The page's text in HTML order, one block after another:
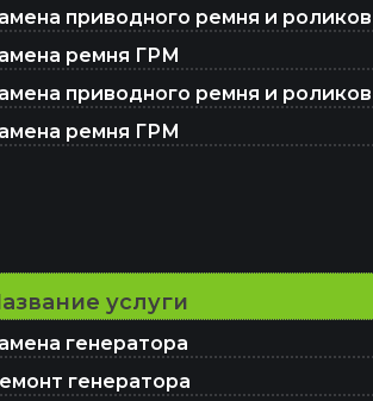
приводного ремня и роликов
ремня ГРМ
приводного ремня и роликов
ремня ГРМ
услуги
генератора
генератора